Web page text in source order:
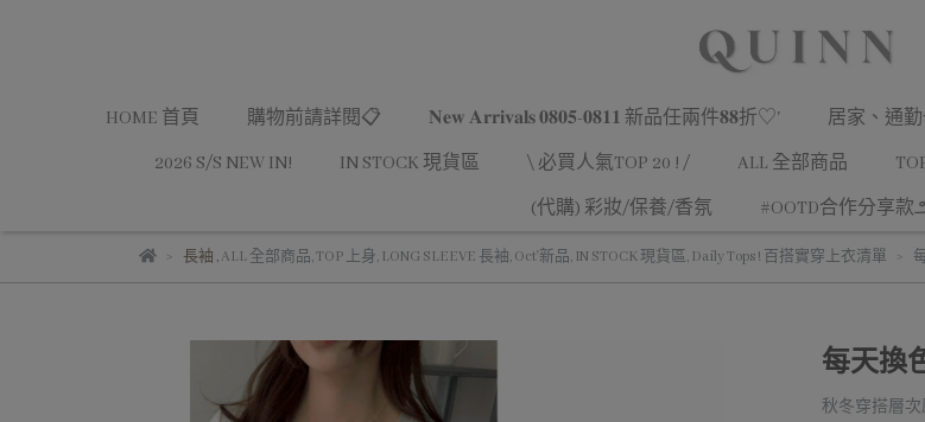
HOME 首頁 購物前請詳閱📋 𝐍𝐞𝐰 𝐀𝐫𝐫𝐢𝐯𝐚𝐥𝐬 𝟎𝟖𝟎𝟓-𝟎𝟖𝟏𝟏 新品任兩件𝟖𝟖折♡' 居家、通勤
2026 S/S NEW IN! IN STOCK 現貨區 \ 必買人氣TOP 20 ! / ALL 全部商品
(代購) 彩妝/保養/香氛 #OOTD合作分享款
長袖 , ALL 全部商品,TOP 上身, LONG SLEEVE 長袖, Oct'新品, IN STOCK 現貨區, Daily Tops ! 百搭實穿上衣清單
每天換
秋冬穿搭層